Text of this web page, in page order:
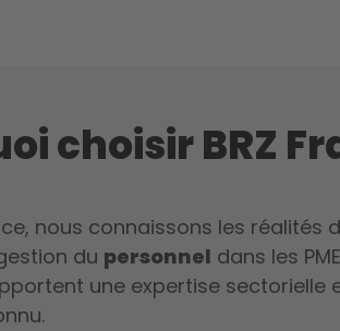
choisir BRZ
nous connaissons les réalités
du personnel dans les
une expertise sectorielle